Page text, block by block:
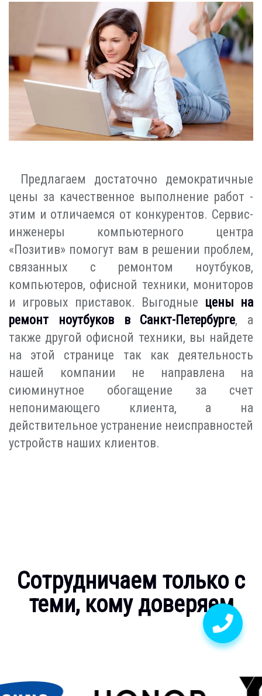
Предлагаем достаточно демократичные
цены за качественное выполнение работ -
этим и отличаемся от конкурентов. Сервис-
инженеры компьютерного центра
«Позитив» помогут вам в решении проблем,
связанных с ремонтом ноутбуков,
компьютеров, офисной техники, мониторов
и игровых приставок. Выгодные цены на
ремонт ноутбуков в Санкт-Петербурге, а
также другой офисной техники, вы найдете
на этой странице так как деятельность
нашей компании не направлена на
сиюминутное обогащение за счет
непонимающего клиента, а на
действительное устранение неисправностей
устройств наших клиентов.
Сотрудничаем только с
теми, кому доверяем